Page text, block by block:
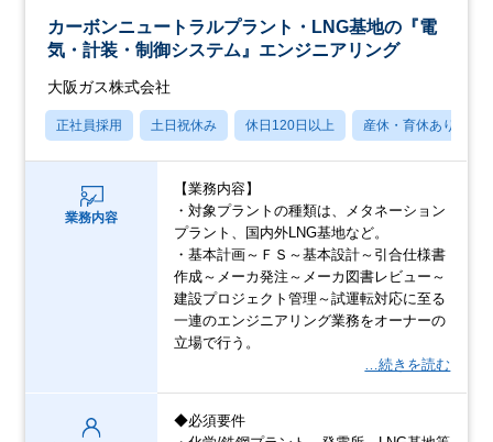
カーボンニュートラルプラント・LNG基地の『電
気・計装・制御システム』エンジニアリング
大阪ガス株式会社
正社員採用 土日祝休み 休日120日以上 産休・育休あり
業務内容
【業務内容】
・対象プラントの種類は、メタネーション
プラント、国内外LNG基地など。
・基本計画～ＦＳ～基本設計～引合仕様書
作成～メーカ発注～メーカ図書レビュー～
建設プロジェクト管理～試運転対応に至る
一連のエンジニアリング業務をオーナーの
立場で行う。
…続きを読む
◆必須要件